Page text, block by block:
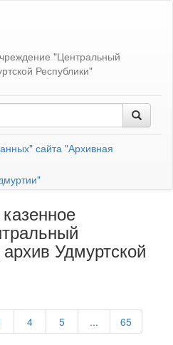
"Центральный
Республики"
сайта "Архивная
Удмуртской
4 5 ... 65